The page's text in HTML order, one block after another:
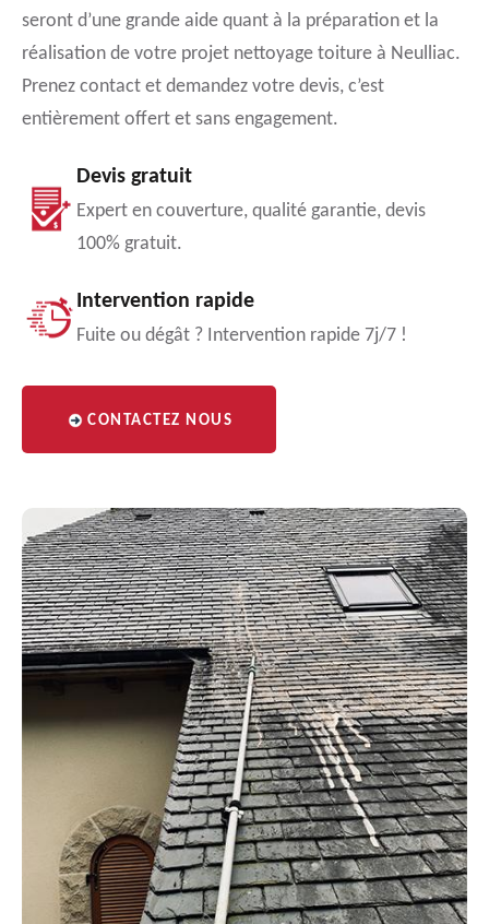
seront d’une grande aide quant à la préparation et la
réalisation de votre projet nettoyage toiture à Neulliac.
Prenez contact et demandez votre devis, c’est
entièrement offert et sans engagement.
Devis gratuit
Expert en couverture, qualité garantie, devis
100% gratuit.
Intervention rapide
Fuite ou dégât ? Intervention rapide 7j/7 !
CONTACTEZ NOUS